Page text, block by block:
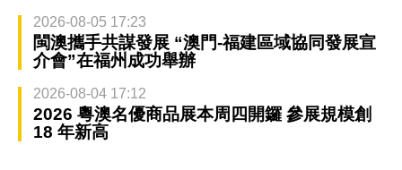
2026-08-05 17:23
閩澳攜手共謀發展 “澳門-福建區域協同發展宣
介會”在福州成功舉辦
2026-08-04 17:12
2026 粵澳名優商品展本周四開鑼 參展規模創
18 年新高